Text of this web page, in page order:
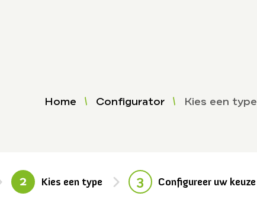
Home Configurator Kies een type
2 Kies een type 3 Configureer uw keuze